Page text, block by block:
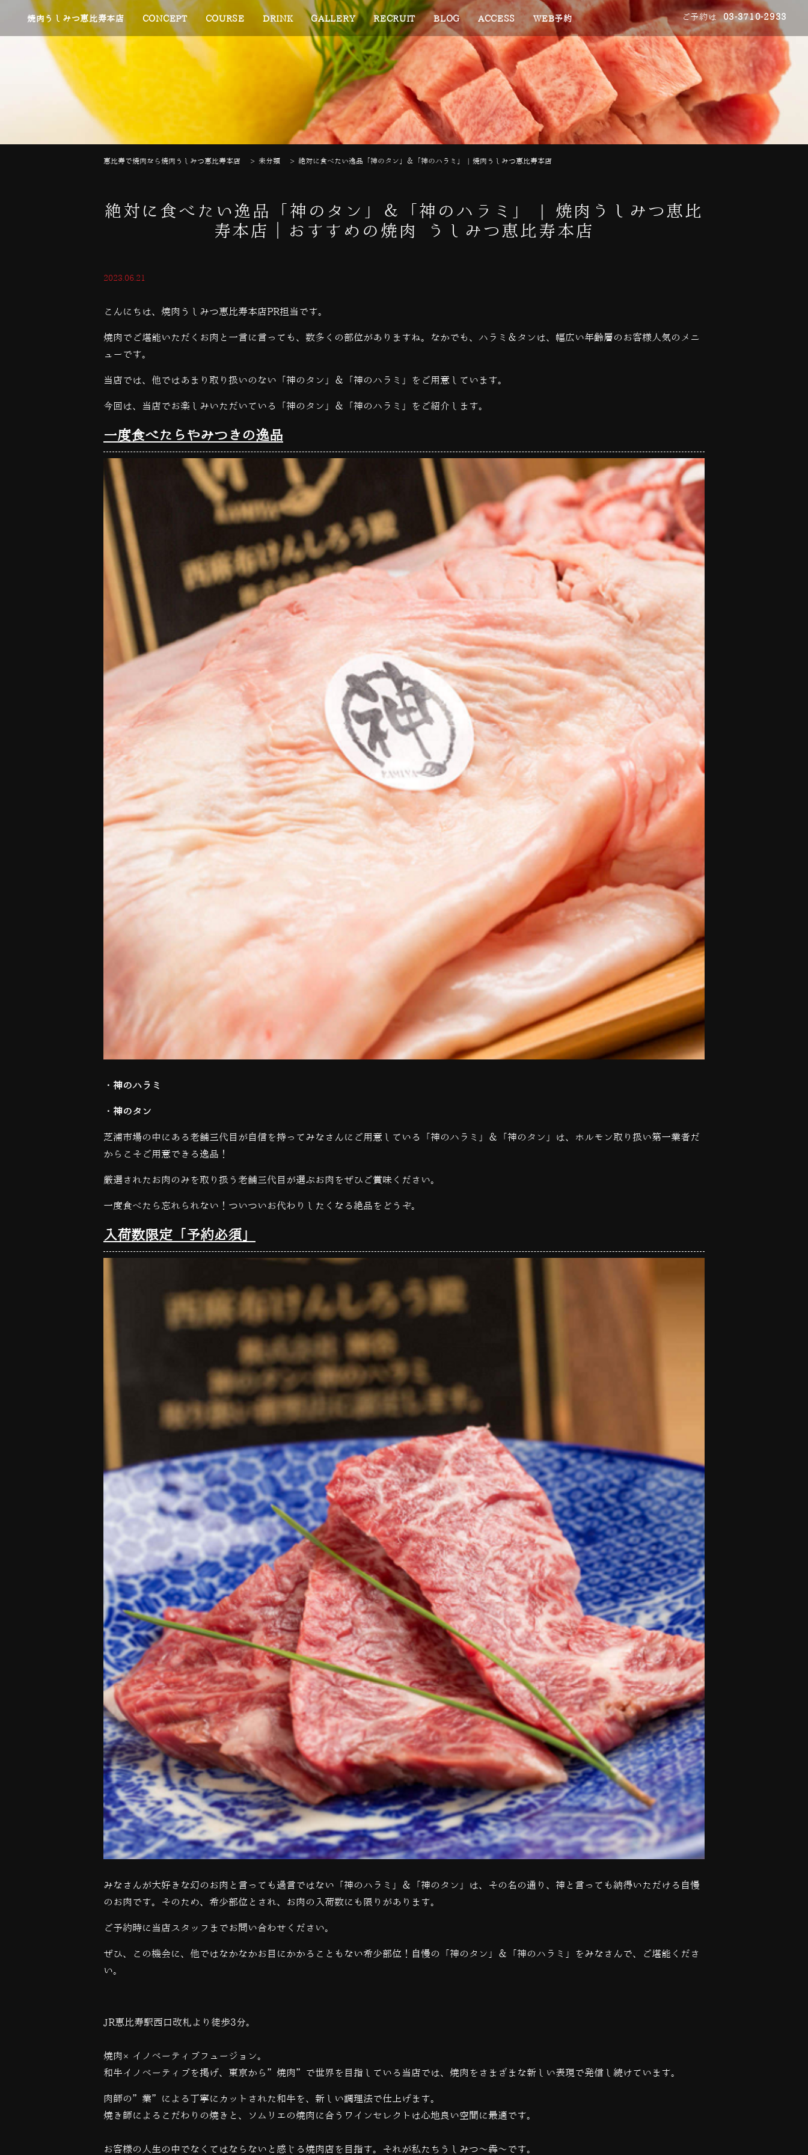
焼肉うしみつ恵比寿本店 CONCEPT COURSE DRINK GALLERY RECRUIT BLOG ACCESS WEB予約 ご予約は 03-3710-2933
恵比寿で焼肉なら焼肉うしみつ恵比寿本店 > 未分類 > 絶対に食べたい逸品「神のタン」＆「神のハラミ」 | 焼肉うしみつ恵比寿本店
絶対に食べたい逸品「神のタン」＆「神のハラミ」 | 焼肉うしみつ恵比
寿本店｜おすすめの焼肉 うしみつ恵比寿本店
2023.06.21
こんにちは、焼肉うしみつ恵比寿本店PR担当です。
焼肉でご堪能いただくお肉と一言に言っても、数多くの部位がありますね。なかでも、ハラミ＆タンは、幅広い年齢層のお客様人気のメニ
ューです。
当店では、他ではあまり取り扱いのない「神のタン」＆「神のハラミ」をご用意しています。
今回は、当店でお楽しみいただいている「神のタン」＆「神のハラミ」をご紹介します。
一度食べたらやみつきの逸品
・神のハラミ
・神のタン
芝浦市場の中にある老舗三代目が自信を持ってみなさんにご用意している「神のハラミ」＆「神のタン」は、ホルモン取り扱い第一業者だ
からこそご用意できる逸品！
厳選されたお肉のみを取り扱う老舗三代目が選ぶお肉をぜひご賞味ください。
一度食べたら忘れられない！ついついお代わりしたくなる絶品をどうぞ。
入荷数限定「予約必須」
みなさんが大好きな幻のお肉と言っても過言ではない「神のハラミ」＆「神のタン」は、その名の通り、神と言っても納得いただける自慢
のお肉です。そのため、希少部位とされ、お肉の入荷数にも限りがあります。
ご予約時に当店スタッフまでお問い合わせください。
ぜひ、この機会に、他ではなかなかお目にかかることもない希少部位！自慢の「神のタン」＆「神のハラミ」をみなさんで、ご堪能くださ
い。
JR恵比寿駅西口改札より徒歩3分。
焼肉×イノベーティブフュージョン。
和牛イノベーティブを掲げ、東京から”焼肉”で世界を目指している当店では、 焼肉をさまざまな新しい表現で発信し続けています。
肉師の”業”による丁寧にカットされた和牛を、新しい調理法で仕上げます。
焼き師によるこだわりの焼きと、ソムリエの焼肉に合うワインセレクトは心地良い空間に最適です。
お客様の人生の中でなくてはならないと感じる焼肉店を目指す。それが私たちうしみつ～犇～です。